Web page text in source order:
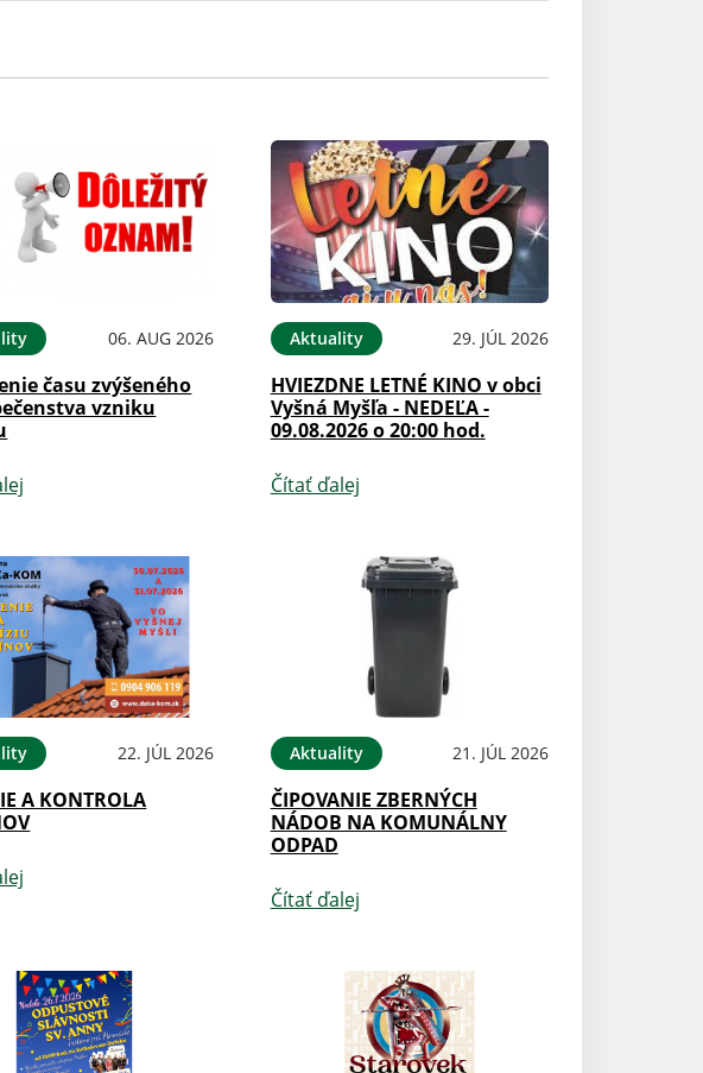
06. AUG 2026
času zvýšeného
vzniku
Aktuality 29. JÚL 2026
HVIEZDNE LETNÉ KINO v obci
Vyšná Myšľa - NEDEĽA -
09.08.2026 o 20:00 hod.
Čítať ďalej
22. JÚL 2026
A KONTROLA
Aktuality 21. JÚL 2026
ČIPOVANIE ZBERNÝCH
NÁDOB NA KOMUNÁLNY
ODPAD
Čítať ďalej